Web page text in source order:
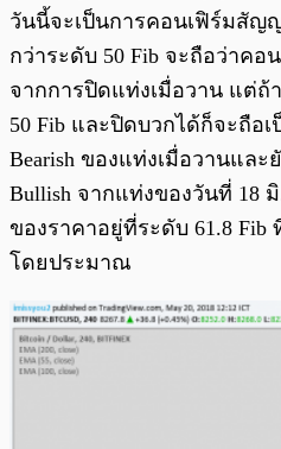
วันนี้จะเป็นการคอนเฟิร์มสั
กว่าระดับ 50 Fib จะถือว่าค
จากการปิดแท่งเมื่อวาน แต่ถ้
50 Fib และปิดบวกได้ก็จะถือ
Bearish ของแท่งเมื่อวานแล
Bullish จากแท่งของวันที่ 18
ของราคาอยู่ที่ระดับ 61.8 Fib
โดยประมาณ